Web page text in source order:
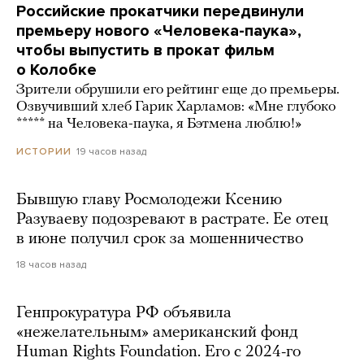
Российские прокатчики передвинули
премьеру нового «Человека-паука»,
чтобы выпустить в прокат фильм
о Колобке
Зрители обрушили его рейтинг еще до премьеры.
Озвучивший хлеб Гарик Харламов: «Мне глубоко
***** на Человека-паука, я Бэтмена люблю!»
ИСТОРИИ 19 часов назад
Бывшую главу Росмолодежи Ксению
Разуваеву подозревают в растрате. Ее отец
в июне получил срок за мошенничество
18 часов назад
Генпрокуратура РФ объявила
«нежелательным» американский фонд
Human Rights Foundation. Его с 2024-го